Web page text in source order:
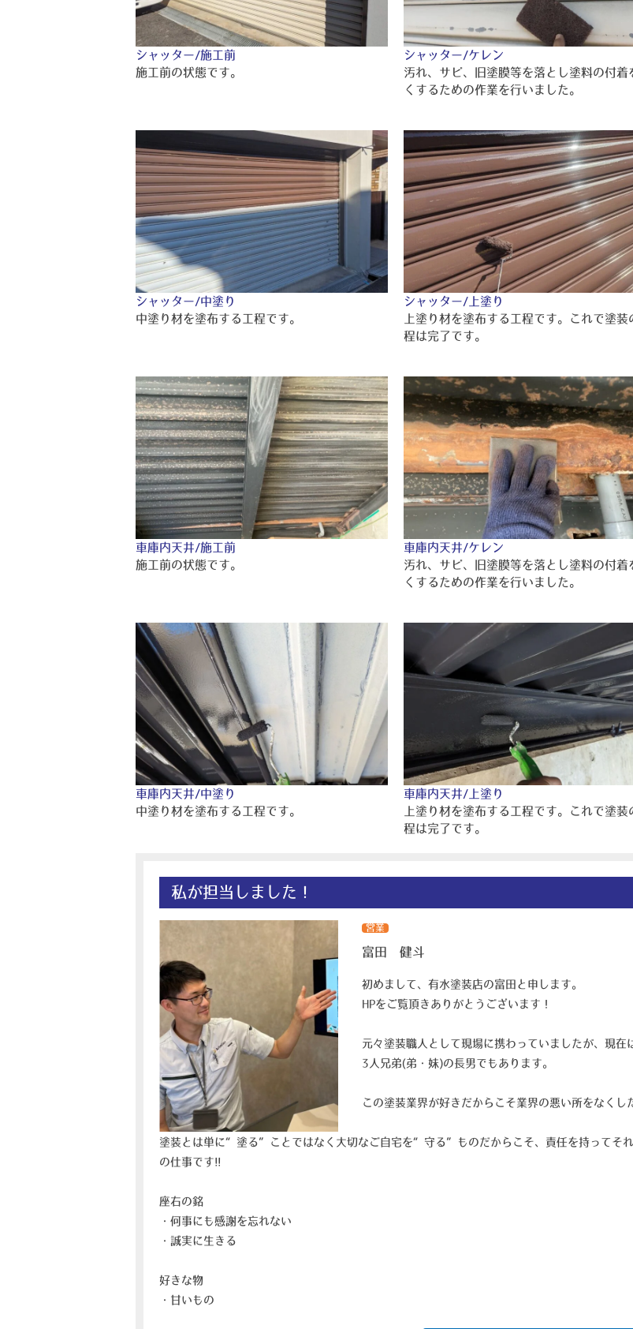
シャッター/施工前
施工前の状態です。
シャッター/ケレン
汚れ、サビ、旧塗膜等を落とし塗料の付着
くするための作業を行いました。
シャッター/中塗り
中塗り材を塗布する工程です。
シャッター/上塗り
上塗り材を塗布する工程です。これで塗装
程は完了です。
車庫内天井/施工前
施工前の状態です。
車庫内天井/ケレン
汚れ、サビ、旧塗膜等を落とし塗料の付着
くするための作業を行いました。
車庫内天井/中塗り
中塗り材を塗布する工程です。
車庫内天井/上塗り
上塗り材を塗布する工程です。これで塗装
程は完了です。
私が担当しました！
営業
富田 健斗
初めまして、有水塗装店の富田と申します。
HPをご覧頂きありがとうございます！
元々塗装職人として現場に携わっていましたが、現在
3人兄弟(弟・妹)の長男でもあります。
この塗装業界が好きだからこそ業界の悪い所をなくし
塗装とは単に“塗る”ことではなく大切なご自宅を“守る”ものだからこそ、責任を持ってそ
の仕事です!!
座右の銘
・何事にも感謝を忘れない
・誠実に生きる
好きな物
・甘いもの